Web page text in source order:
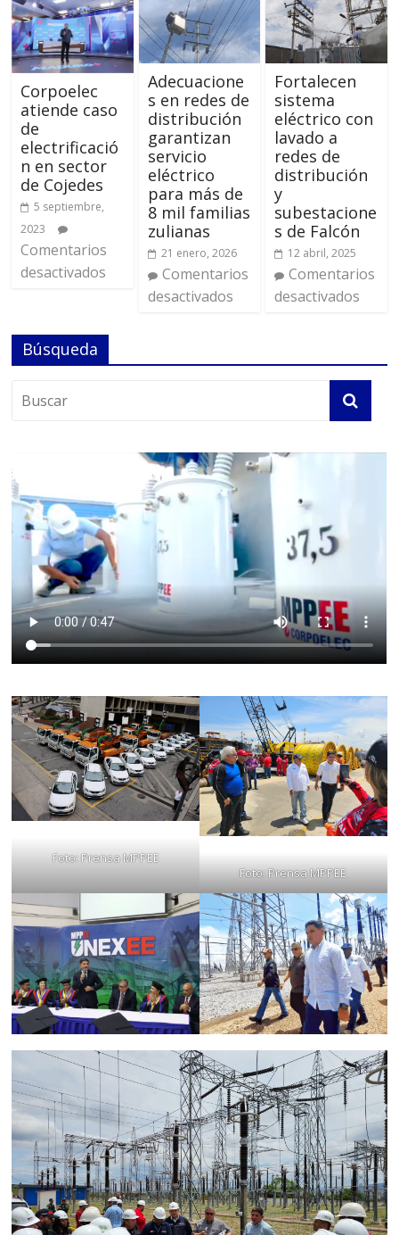
Corpoelec
atiende caso
de
electrificació
n en sector
de Cojedes
5 septiembre,
2023
Comentarios
desactivados
Adecuacione
s en redes de
distribución
garantizan
servicio
eléctrico
para más de
8 mil familias
zulianas
21 enero, 2026
Comentarios
desactivados
Fortalecen
sistema
eléctrico con
lavado a
redes de
distribución
y
subestacione
s de Falcón
12 abril, 2025
Comentarios
desactivados
Búsqueda
Foto: Prensa MPPEE
Foto: Prensa MPPEE